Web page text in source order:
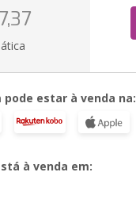
estar à venda na:
à venda em: